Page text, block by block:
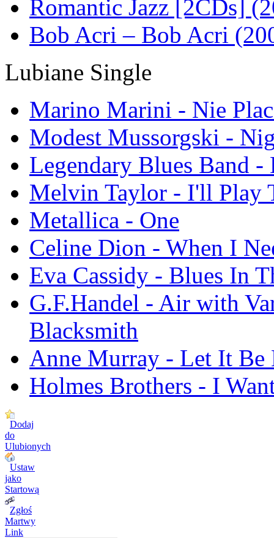
Romantic Jazz [2CDs]
Bob Acri – Bob Acri
Lubiane Single
Marino Marini - Nie
Modest Mussorgski -
Legendary Blues Band -
Melvin Taylor - I'll Play
Metallica - One
Celine Dion - When I
Eva Cassidy - Blues In
G.F.Handel - Air with
Blacksmith
Anne Murray - Let It Be
Holmes Brothers - I
Dodaj
do
Ulubionych
Ustaw
jako
Startową
Zgłoś
Martwy
Link